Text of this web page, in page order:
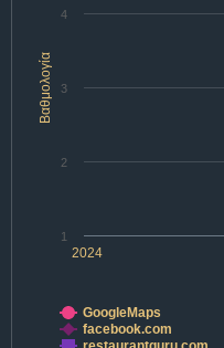
Βαθμολογία
2024
1
2
3
4
GoogleMaps
facebook.com